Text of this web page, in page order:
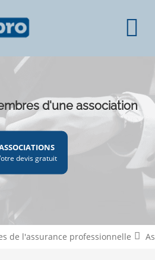
d'une association
devis gratuit
de l'assurance professionnelle